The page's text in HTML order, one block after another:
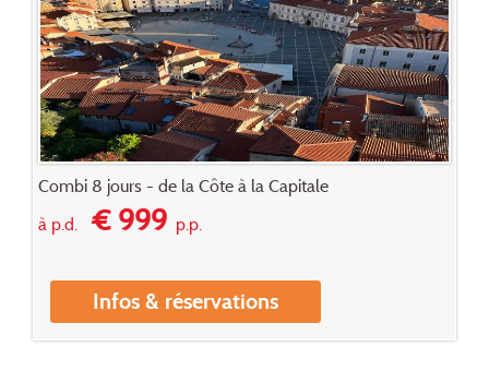
Combi 8 jours - de la Côte à la Capitale
à p.d.€ 999p.p.
Infos & réservations